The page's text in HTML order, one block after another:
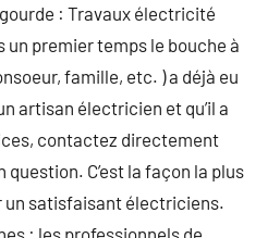
: Travaux électricité
un premier temps le bouche à
famille, etc. ) a déjà eu
artisan électricien et qu’il a
contactez directement
C’est la façon la plus
satisfaisant électriciens.
: les professionnels de